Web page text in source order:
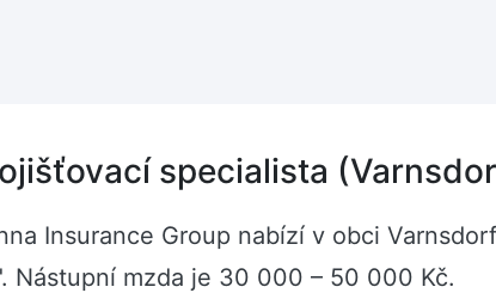
specialista
Insurance Group nabízí v obci
Nástupní mzda je 30 000 – 50 000 Kč.